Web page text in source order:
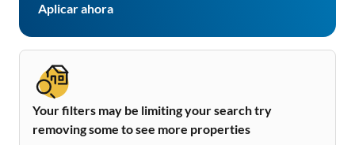
Aplicar ahora
Your filters may be limiting your search try
removing some to see more properties